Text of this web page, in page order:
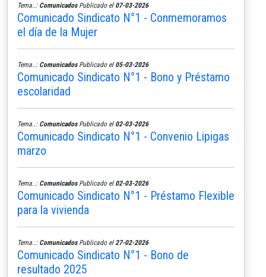
Tema..: ComunicadosPublicado el 07-03-2026
Comunicado Sindicato N°1 - Conmemoramos
el día de la Mujer
Tema..: ComunicadosPublicado el 05-03-2026
Comunicado Sindicato N°1 - Bono y Préstamo
escolaridad
Tema..: ComunicadosPublicado el 02-03-2026
Comunicado Sindicato N°1 - Convenio Lipigas
marzo
Tema..: ComunicadosPublicado el 02-03-2026
Comunicado Sindicato N°1 - Préstamo Flexible
para la vivienda
Tema..: ComunicadosPublicado el 27-02-2026
Comunicado Sindicato N°1 - Bono de
resultado 2025